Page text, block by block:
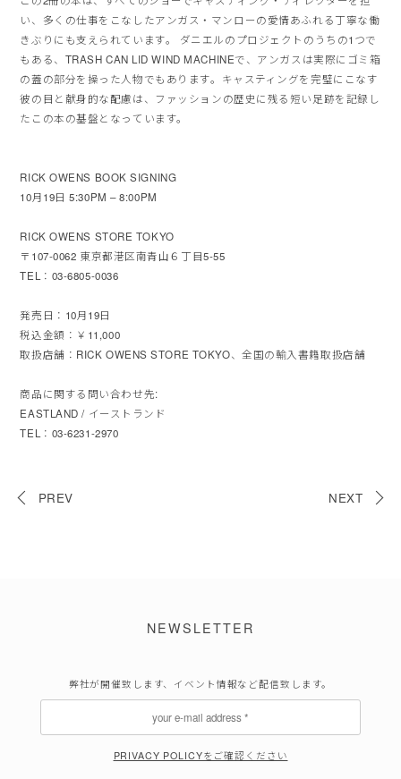
い、多くの仕事をこなしたアンガス・ マンローの愛情あふれる丁寧な働
きぶりにも支えられています。 ダニエルのプロジェクトのうちの1つで
もある、TRASH CAN LID WIND MACHINEで、 アンガスは実際にゴミ箱
の蓋の部分を操った人物でもあります。 キャスティングを完璧にこなす
彼の目と献身的な配慮は、 ファッションの歴史に残る短い足跡を記録し
たこの本の基盤となっ ています。
RICK OWENS BOOK SIGNING
10月19日 5:30PM – 8:00PM
RICK OWENS STORE TOKYO
〒107-0062 東京都港区南青山６丁目5-55
TEL：03-6805-0036
発売日：10月19日
税込金額：￥11,000
取扱店舗：RICK OWENS STORE TOKYO、全国の輸入書籍取扱店舗
商品に関する問い合わせ先:
EASTLAND / イーストランド
TEL：03-6231-2970
PREV NEXT
NEWSLETTER
弊社が開催致します、イベント情報など配信致します。
PRIVACY POLICYをご確認ください